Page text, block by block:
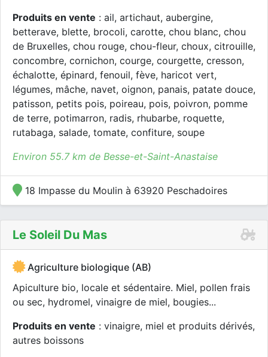
Produits en vente : ail, artichaut, aubergine,
betterave, blette, brocoli, carotte, chou blanc, chou
de Bruxelles, chou rouge, chou-fleur, choux, citrouille,
concombre, cornichon, courge, courgette, cresson,
échalotte, épinard, fenouil, fève, haricot vert,
légumes, mâche, navet, oignon, panais, patate douce,
patisson, petits pois, poireau, pois, poivron, pomme
de terre, potimarron, radis, rhubarbe, roquette,
rutabaga, salade, tomate, confiture, soupe
Environ 55.7 km de Besse-et-Saint-Anastaise
18 Impasse du Moulin à 63920 Peschadoires
Le Soleil Du Mas
Agriculture biologique (AB)
Apiculture bio, locale et sédentaire. Miel, pollen frais
ou sec, hydromel, vinaigre de miel, bougies...
Produits en vente : vinaigre, miel et produits dérivés,
autres boissons